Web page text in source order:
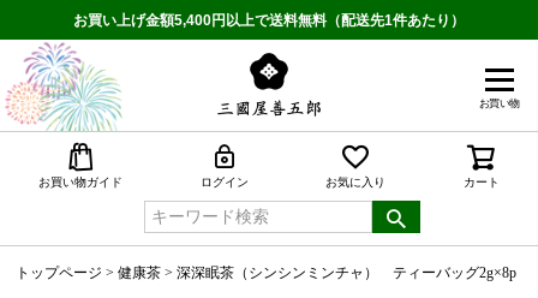
お買い上げ金額5,400円以上で送料無料（配送先1件あたり）
お買い物
お買い物ガイド ログイン お気に入り カート
トップページ 健康茶 深深眠茶（シンシンミンチャ） ティーバッグ2g×8p